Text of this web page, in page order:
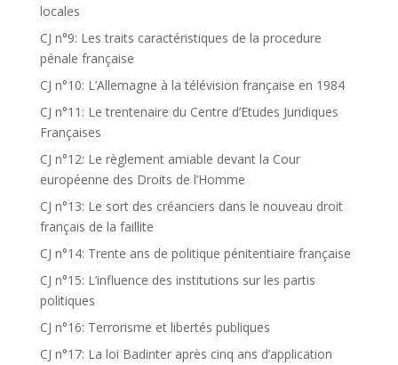
locales
CJ n°9: Les traits caractéristiques de la procedure
pénale française
CJ n°10: L’Allemagne à la télévision française en 1984
CJ n°11: Le trentenaire du Centre d’Etudes Juridiques
Françaises
CJ n°12: Le règlement amiable devant la Cour
européenne des Droits de l’Homme
CJ n°13: Le sort des créanciers dans le nouveau droit
français de la faillite
CJ n°14: Trente ans de politique pénitentiaire française
CJ n°15: L’influence des institutions sur les partis
politiques
CJ n°16: Terrorisme et libertés publiques
CJ n°17: La loi Badinter après cinq ans d’application